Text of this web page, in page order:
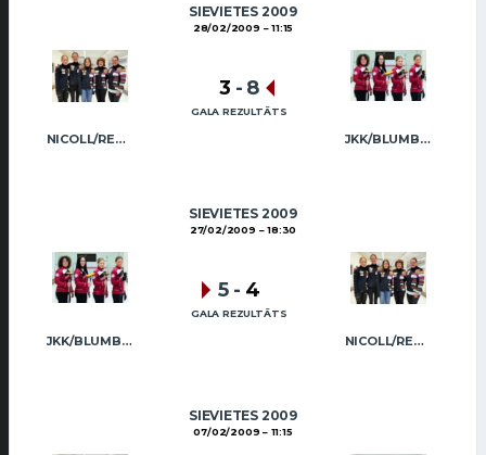
SIEVIETES 2009
28/02/2009 11:15
NICOLL/REGŽA JKK/BLUMBERGA-BĒRZIŅA
3 - 8
GALA REZULTĀTS
SIEVIETES 2009
27/02/2009 18:30
JKK/BLUMBERGA-BĒRZIŅA NICOLL/REGŽA
5 - 4
GALA REZULTĀTS
SIEVIETES 2009
07/02/2009 11:15